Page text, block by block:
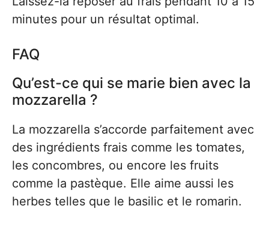
minutes pour un résultat optimal.
FAQ
Qu’est-ce qui se marie bien avec la
mozzarella ?
La mozzarella s’accorde parfaitement avec
des ingrédients frais comme les tomates,
les concombres, ou encore les fruits
comme la pastèque. Elle aime aussi les
herbes telles que le basilic et le romarin.